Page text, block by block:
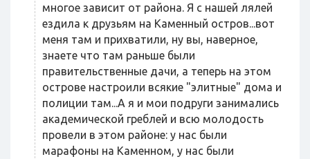
многое зависит от района. Я с нашей лялей
ездила к друзьям на Каменный остров...вот
меня там и прихватили, ну вы, наверное,
знаете что там раньше были
правительственные дачи, а теперь на этом
острове настроили всякие "элитные" дома и
полиции там...А я и мои подруги занимались
академической греблей и всю молодость
провели в этом районе: у нас были
марафоны на Каменном, у нас были